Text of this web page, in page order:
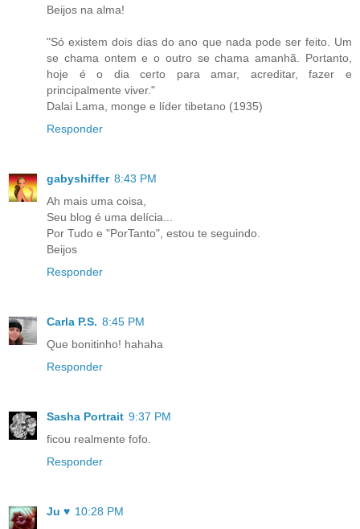
Beijos na alma!
"Só existem dois dias do ano que nada pode ser feito. Um
se chama ontem e o outro se chama amanhã. Portanto,
hoje é o dia certo para amar, acreditar, fazer e
principalmente viver."
Dalai Lama, monge e líder tibetano (1935)
Responder
gabyshiffer 8:43 PM
Ah mais uma coisa,
Seu blog é uma delícia...
Por Tudo e "PorTanto", estou te seguindo.
Beijos
Responder
Carla P.S. 8:45 PM
Que bonitinho! hahaha
Responder
Sasha Portrait 9:37 PM
ficou realmente fofo.
Responder
Ju ♥ 10:28 PM